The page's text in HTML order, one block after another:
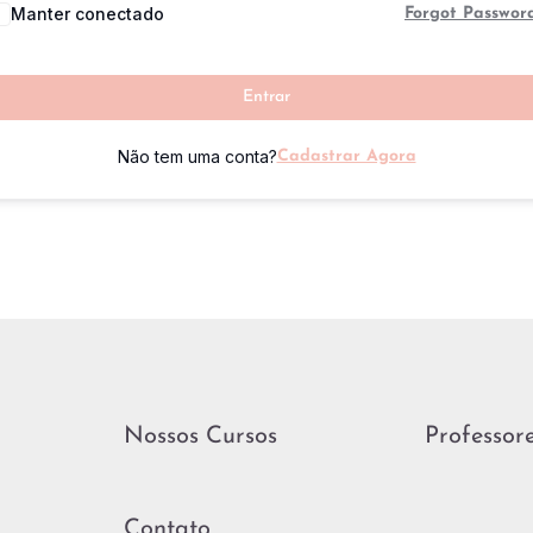
Manter conectado Forgot
Entrar
Não tem uma conta?Cadastrar Agora
Nossos Cursos